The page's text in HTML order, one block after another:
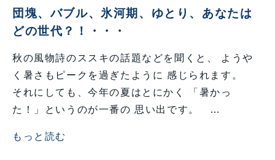
団塊、バブル、氷河期、ゆとり、あなたは
どの世代？！・・・
秋の風物詩のススキの話題などを聞くと、 ようや
く暑さもピークを過ぎたように 感じられます。
それにしても、今年の夏はとにかく 「暑かっ
た！」というのが一番の 思い出です。 …
もっと読む